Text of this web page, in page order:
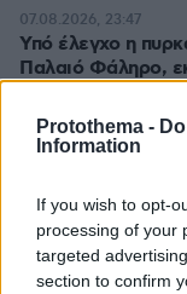
Protothema -
Information
If you wish to opt-
processing of your
targeted
section to confirm
Υπό έλεγχο η
Παλαιό Φάληρο,
07.08.2026, 23:47
Εντυπωσιάζει με
Όσμαν στις
ΔΕΙΤΕ ΟΛΕΣ